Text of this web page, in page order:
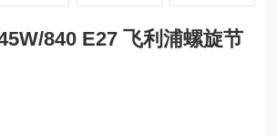
840 E27 飞利浦螺旋节